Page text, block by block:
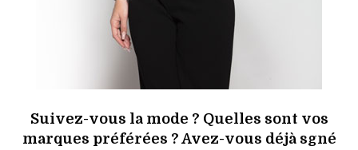
Suivez-vous la mode ? Quelles sont vos
marques préférées ? Avez-vous déjà sgné